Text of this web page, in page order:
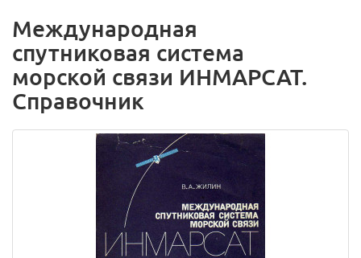
Международная
спутниковая система
морской связи ИНМАРСАТ.
Справочник